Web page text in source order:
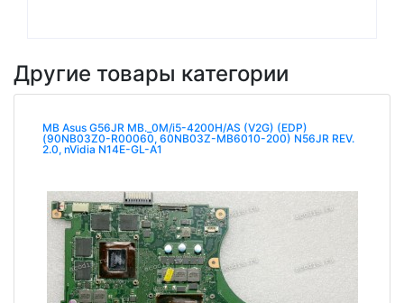
Другие товары категории
MB Asus G56JR MB._0M/i5-4200H/AS (V2G) (EDP)
(90NB03Z0-R00060, 60NB03Z-MB6010-200) N56JR REV.
2.0, nVidia N14E-GL-A1